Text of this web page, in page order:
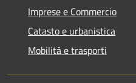
Imprese e Commercio
Catasto e urbanistica
Mobilità e trasporti